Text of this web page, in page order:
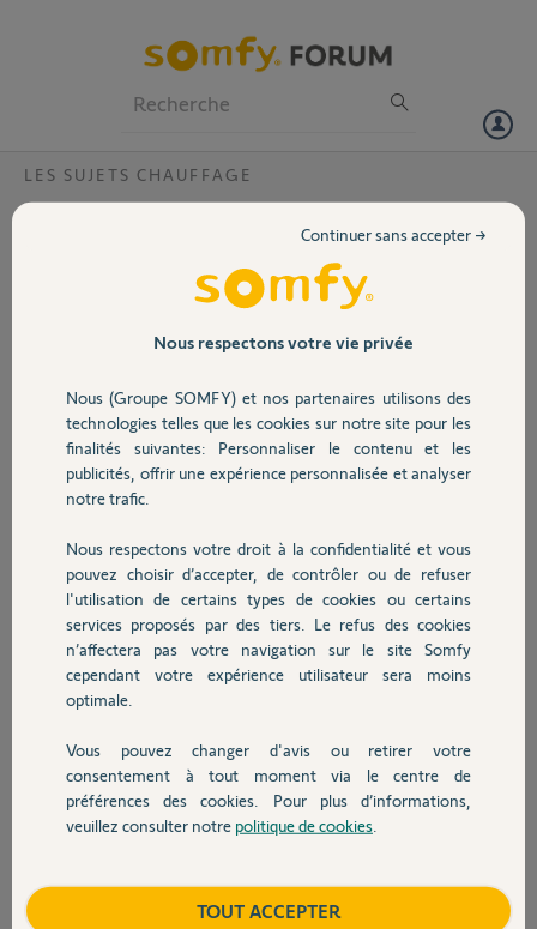
Volet
Sécurité
Domotique
Chauffage
Autres produits
Devis avec un pro
Contact
LES SUJETS CHAUFFAGE
Comment brancher récepteur thermostat
Bonjour,
Je possède une chaudière
gialix MA et jusqu'à
branché un thermostat
du type de celui en pièce
jointe.
J'ai acheté un
du branchement du
récepteur. En suivant le
tuto de l'application, il est
indiqué de brancher les fils com/no sur la chaudière. Sur celle-ci, les
branchements se font sur les ports 1 et 2, les fils précédents étaient
déjà de la même couleur, donc parfaitement simple en apparence.
Sauf que cela ne fonctionne pas... Lorsque j'appuie sur le bouton
n'est pas alimenté. Je retourne sur le tuto et vois qu'il y a une vidéo,
qui elle fait état des fils L/N à brancher sur la chaudière également.
Mon problème est que je n'ai pas la moindre idée d'où brancher ces
Un peu d'aide serait bienvenue svp, merci d'avance.
Nous respectons votre vie privée
Nous (Groupe SOMFY) et nos partenaires utilisons des
technologies telles que les cookies sur notre site pour les
finalités suivantes: Personnaliser le contenu et les
publicités, offrir une expérience personnalisée et analyser
notre trafic.
Nous respectons votre droit à la confidentialité et vous
pouvez choisir d’accepter, de contrôler ou de refuser
l'utilisation de certains types de cookies ou certains
services proposés par des tiers. Le refus des cookies
n’affectera pas votre navigation sur le site Somfy
cependant votre expérience utilisateur sera moins
optimale.
Vous pouvez changer d'avis ou retirer votre
consentement à tout moment via le centre de
préférences des cookies. Pour plus d’informations,
veuillez consulter notre politique de cookies
Continuer sans accepter →
TOUT ACCEPTER